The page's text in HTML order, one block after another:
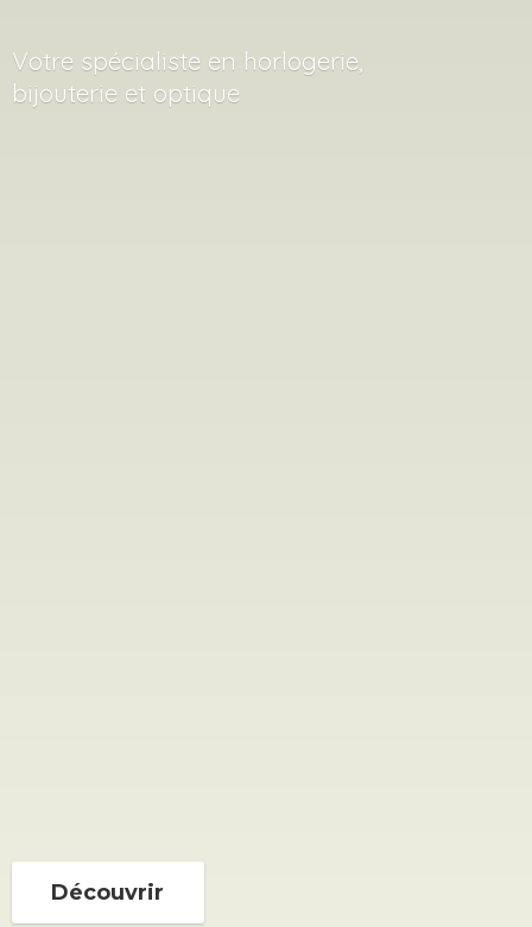
Votre spécialiste en horlogerie,
bijouterie et optique
Découvrir